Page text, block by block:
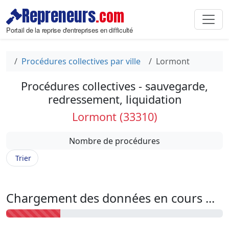
Repreneurs.com
Portail de la reprise d'entreprises en difficulté
Procédures collectives par ville Lormont
Procédures collectives - sauvegarde,
redressement, liquidation
Lormont (33310)
Nombre de procédures
Trier
Chargement des données en cours ...